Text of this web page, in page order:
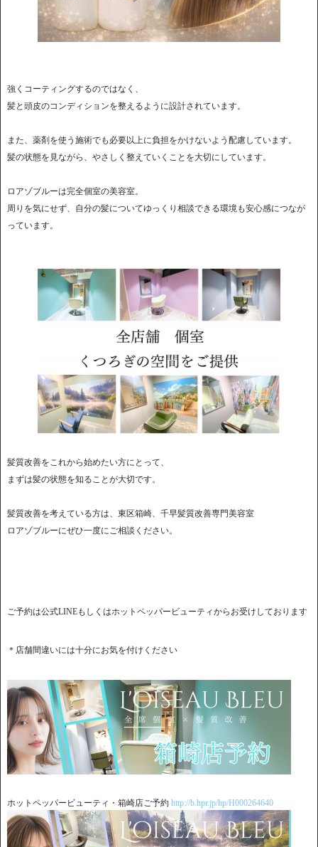
強くコーティングするのではなく、
髪と頭皮のコンディションを整えるように設計されています。
また、薬剤を使う施術でも必要以上に負担をかけないよう配慮しています。
髪の状態を見ながら、やさしく整えていくことを大切にしています。
ロアゾブルーは完全個室の美容室。
周りを気にせず、自分の髪についてゆっくり相談できる環境も安心感につなが
っています。
髪質改善をこれから始めたい方にとって、
まずは髪の状態を知ることが大切です。
髪質改善を考えている方は、東区箱崎、千早髪質改善専門美容室
ロアゾブルーにぜひ一度にご相談ください。
ご予約は公式LINEもしくはホットペッパービューティからお受けしております
＊店舗間違いには十分にお気を付けください
ホットペッパービューティ・箱崎店ご予約 http://b.hpr.jp/hp/H000264640